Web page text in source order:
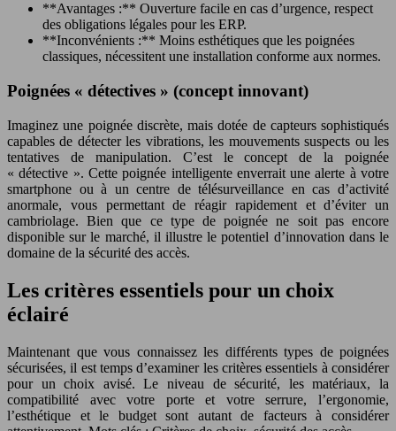
**Avantages :** Ouverture facile en cas d’urgence, respect
des obligations légales pour les ERP.
**Inconvénients :** Moins esthétiques que les poignées
classiques, nécessitent une installation conforme aux normes.
Poignées « détectives » (concept innovant)
Imaginez une poignée discrète, mais dotée de capteurs sophistiqués
capables de détecter les vibrations, les mouvements suspects ou les
tentatives de manipulation. C’est le concept de la poignée
« détective ». Cette poignée intelligente enverrait une alerte à votre
smartphone ou à un centre de télésurveillance en cas d’activité
anormale, vous permettant de réagir rapidement et d’éviter un
cambriolage. Bien que ce type de poignée ne soit pas encore
disponible sur le marché, il illustre le potentiel d’innovation dans le
domaine de la sécurité des accès.
Les critères essentiels pour un choix
éclairé
Maintenant que vous connaissez les différents types de poignées
sécurisées, il est temps d’examiner les critères essentiels à considérer
pour un choix avisé. Le niveau de sécurité, les matériaux, la
compatibilité avec votre porte et votre serrure, l’ergonomie,
l’esthétique et le budget sont autant de facteurs à considérer